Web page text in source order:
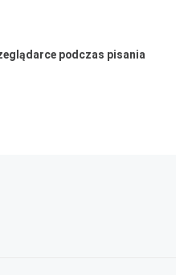
podczas pisania